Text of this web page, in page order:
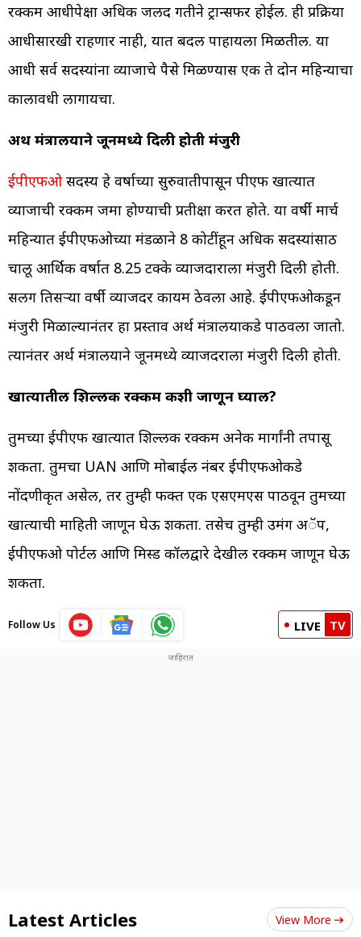
रक्कम आधीपेक्षा अधिक जलद गतीने ट्रान्सफर होईल. ही प्रक्रिया
आधीसारखी राहणार नाही, यात बदल पाहायला मिळतील. या
आधी सर्व सदस्यांना व्याजाचे पैसे मिळण्यास एक ते दोन महिन्याचा
कालावधी लागायचा.
अर्थ मंत्रालयाने जूनमध्ये दिली होती मंजुरी
ईपीएफओसदस्य हे वर्षाच्या सुरुवातीपासून पीएफ खात्यात
व्याजाची रक्कम जमा होण्याची प्रतीक्षा करत होते. या वर्षी मार्च
महिन्यात ईपीएफओच्या मंडळाने 8 कोटींहून अधिक सदस्यांसाठी
चालू आर्थिक वर्षात 8.25 टक्के व्याजदाराला मंजुरी दिली होती.
सलग तिसऱ्या वर्षी व्याजदर कायम ठेवला आहे. ईपीएफओकडून
मंजुरी मिळाल्यानंतर हा प्रस्ताव अर्थ मंत्रालयाकडे पाठवला जातो.
त्यानंतर अर्थ मंत्रालयाने जूनमध्ये व्याजदराला मंजुरी दिली होती.
खात्यातील शिल्लक रक्कम कशी जाणून घ्याल?
तुमच्या ईपीएफ खात्यात शिल्लक रक्कम अनेक मार्गांनी तपासू
शकता. तुमचा UAN आणि मोबाईल नंबर ईपीएफओकडे
नोंदणीकृत असेल, तर तुम्ही फक्त एक एसएमएस पाठवून तुमच्या
खात्याची माहिती जाणून घेऊ शकता. तसेच तुम्ही उमंग अॅप,
ईपीएफओ पोर्टल आणि मिस्ड कॉलद्वारे देखील रक्कम जाणून घेऊ
शकता.
Follow Us LIVE TV
Latest Articles View More